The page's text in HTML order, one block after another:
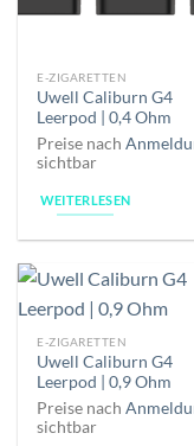
E-ZIGARETTEN
Uwell Caliburn G4
Leerpod | 0,4 Ohm
Preise nach
sichtbar
WEITERLESEN
E-ZIGARETTEN
Uwell Caliburn G4
Leerpod | 0,9 Ohm
Preise nach
sichtbar